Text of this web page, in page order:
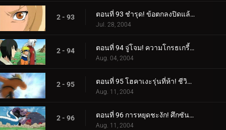
2 - 93 ตอนที่ 93 ชำรุด! ข้อตกลงปิดแล้ว!
Jul. 28, 2004
2 - 94 ตอนที่ 94 จู่โจม! ความโกรธเกรี้ยวของ Rasengan!
Aug. 04, 2004
2 - 95 ตอนที่ 95 โฮคาเงะรุ่นที่ห้า! ชีวิตบนเส้น!
Aug. 11, 2004
2 - 96 ตอนที่ 96 การหยุดชะงัก! ศึกซันนิน!
Aug. 11, 2004